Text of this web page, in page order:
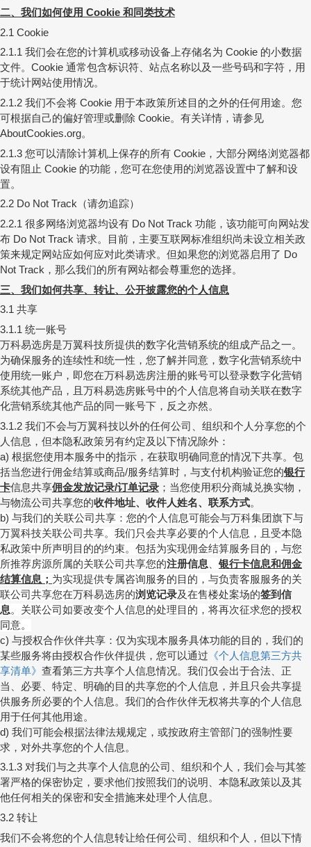
二、我们如何使用 Cookie 和同类技术
2.1 Cookie
2.1.1 我们会在您的计算机或移动设备上存储名为 Cookie 的小数据
文件。 Cookie 通常包含标识符、站点名称以及一些号码和字符，用
于统计网站使用情况。
2.1.2 我们不会将 Cookie 用于本政策所述目的之外的任何用途。您
可根据自己的偏好管理或删除 Cookie。有关详情，请参见
AboutCookies.org。
2.1.3 您可以清除计算机上保存的所有 Cookie ，大部分网络浏览器都
设有阻止 Cookie 的功能，您可在您使用的浏览器设置中了解和设
置。
2.2 Do Not Track （请勿追踪）
2.2.1 很多网络浏览器均设有 Do Not Track 功能，该功能可向网站发
布 Do Not Track 请求。目前，主要互联网标准组织尚未设立相关政
策来规定网站应如何应对此类请求。但如果您的浏览器启用了 Do
Not Track ，那么我们的所有网站都会尊重您的选择。
三、我们如何共享、转让、公开披露您的个人信息
3.1 共享
3.1.1 统一账号
万科易选房是万翼科技所提供的数字化营销系统的组成产品之一。
为确保服务的连续性和统一性，您了解并同意，数字化营销系统中
使用统一账户，即您在万科易选房注册的账号可以登录数字化营销
系统其他产品，且万科易选房账号中的个人信息将自动关联在数字
化营销系统其他产品的同一账号下，反之亦然。
3.1.2 我们不会与万翼科技以外的任何公司、组织和个人分享您的个
人信息，但本隐私政策另有约定及以下情况除外：
a) 根据您使用本服务中的指示，在获取明确同意的情况下共享。包
括当您进行佣金结算或商品/服务结算时，与支付机构验证您的银行
卡信息共享佣金发放记录/订单记录 ；当您使用积分商城兑换实物，
与物流公司共享您的收件地址、 收件人姓名、联系方式。
b) 与我们的关联公司共享：您的个人信息可能会与万科集团旗下与
万翼科技关联公司共享。我们只会共享必要的个人信息，且受本隐
私政策中所声明目的的约束。包括为实现佣金结算服务目的，与您
所推荐房源所属的关联公司共享您的注册信息、 银行卡信息和佣金
结算信息； 为实现提供专属咨询服务的目的，与负责客服服务的关
联公司共享您在万科易选房的浏览记录及在售楼处案场的签到信
息。关联公司如要改变个人信息的处理目的，将再次征求您的授权
同意。
c) 与授权合作伙伴共享：仅为实现本服务具体功能的目的，我们的
某些服务将由授权合作伙伴提供，您可以通过 《个人信息第三方共
享清单》 查看第三方共享个人信息情况。我们仅会出于合法、正
当、必要、特定、明确的目的共享您的个人信息，并且只会共享提
供服务所必要的个人信息。我们的合作伙伴无权将共享的个人信息
用于任何其他用途。
d) 我们可能会根据法律法规规定，或按政府主管部门的强制性要
求，对外共享您的个人信息。
3.1.3 对我们与之共享个人信息的公司、组织和个人，我们会与其签
署严格的保密协定，要求他们按照我们的说明、本隐私政策以及其
他任何相关的保密和安全措施来处理个人信息。
3.2 转让
我们不会将您的个人信息转让给任何公司、组织和个人，但以下情